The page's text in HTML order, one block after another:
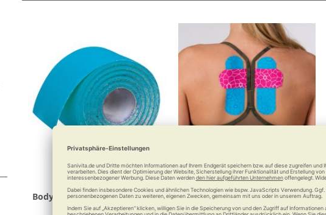
Body Concept Kinesiologisches
D-Tape Rolle
TheraBand Kinesiology Tape
Rolle